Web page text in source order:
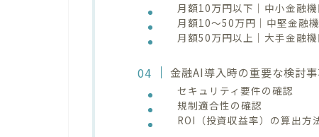
月額10万円以下｜中小金融
月額10～50万円｜中堅金融
月額50万円以上｜大手金融
金融AI導入時の重要な検討
セキュリティ要件の確認
規制適合性の確認
ROI（投資収益率）の算出方